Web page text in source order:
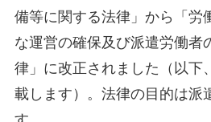
備等に関する法律」から「労
な運営の確保及び派遣労働者
律」に改正されました（以下
載します）。法律の目的は派